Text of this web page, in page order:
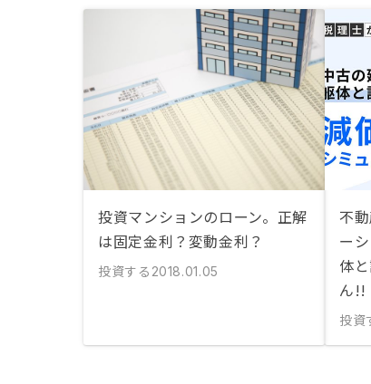
投資マンションのローン。正解
は固定金利？変動金利？
投資する 2018.01.05
不
ー
体
ん!!
投資